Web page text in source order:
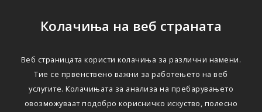
Колачиња на веб страната
Веб страницата користи колачиња за различни намени.
Тие се првенствено важни за работењето на веб
услугите. Колачињата за анализа на пребарувањето
овозможуваат подобро корисничко искуство, полесно